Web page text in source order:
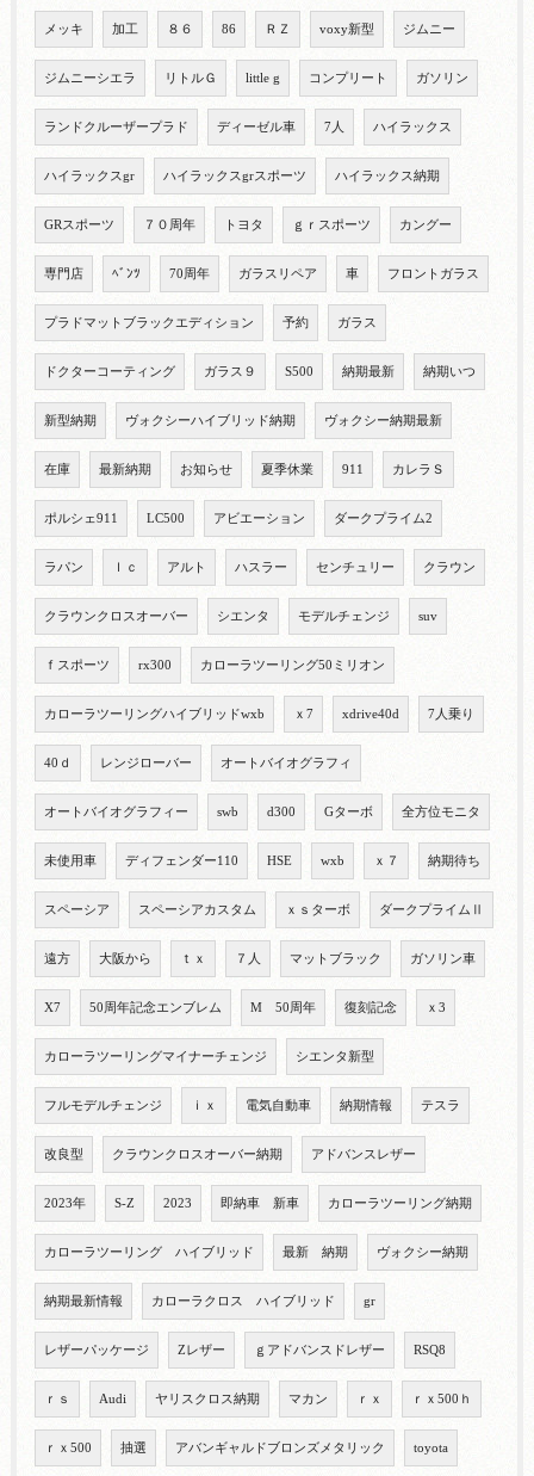
メッキ 加工 ８６ 86 ＲＺ voxy新型 ジムニー
ジムニーシエラ リトルＧ little g コンプリート ガソリン
ランドクルーザープラド ディーゼル車 7人 ハイラックス
ハイラックスgr ハイラックスgrスポーツ ハイラックス納期
GRスポーツ ７０周年 トヨタ ｇｒスポーツ カングー
専門店 ﾍﾞﾝﾂ 70周年 ガラスリペア 車 フロントガラス
プラドマットブラックエディション 予約 ガラス
ドクターコーティング ガラス９ S500 納期最新 納期いつ
新型納期 ヴォクシーハイブリッド納期 ヴォクシー納期最新
在庫 最新納期 お知らせ 夏季休業 911 カレラＳ
ポルシェ911 LC500 アビエーション ダークプライム2
ラパン ｌｃ アルト ハスラー センチュリー クラウン
クラウンクロスオーバー シエンタ モデルチェンジ suv
ｆスポーツ rx300 カローラツーリング50ミリオン
カローラツーリングハイブリッドwxb ｘ7 xdrive40d 7人乗り
40ｄ レンジローバー オートバイオグラフィ
オートバイオグラフィー swb d300 Gターボ 全方位モニタ
未使用車 ディフェンダー110 HSE wxb ｘ７ 納期待ち
スペーシア スペーシアカスタム ｘｓターボ ダークプライムⅡ
遠方 大阪から ｔｘ ７人 マットブラック ガソリン車
X7 50周年記念エンブレム M 50周年 復刻記念 ｘ3
カローラツーリングマイナーチェンジ シエンタ新型
フルモデルチェンジ ｉｘ 電気自動車 納期情報 テスラ
改良型 クラウンクロスオーバー納期 アドバンスレザー
2023年 S-Z 2023 即納車 新車 カローラツーリング納期
カローラツーリング ハイブリッド 最新 納期 ヴォクシー納期
納期最新情報 カローラクロス ハイブリッド gr
レザーパッケージ Zレザー ｇアドバンスドレザー RSQ8
ｒｓ Audi ヤリスクロス納期 マカン ｒｘ ｒｘ500ｈ
ｒｘ500 抽選 アバンギャルドブロンズメタリック toyota